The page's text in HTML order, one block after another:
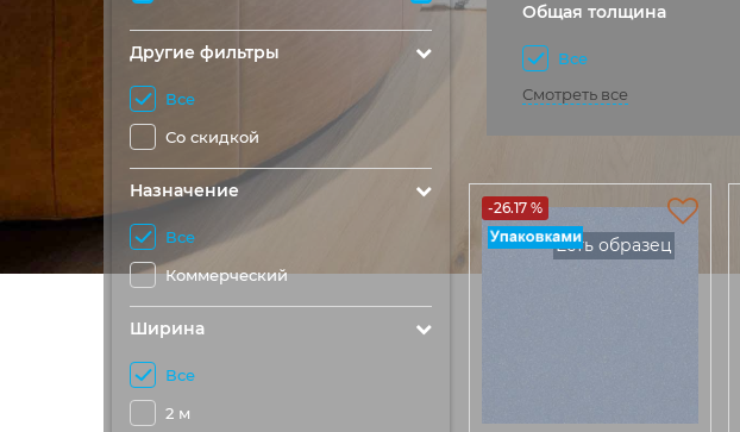
Другие фильтры
Все
Со скидкой
Назначение
Все
Коммерческий
Ширина
Все
2 м
Общая толщина
Все
Смотреть все
-26.17 %
Есть образец